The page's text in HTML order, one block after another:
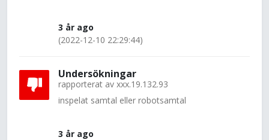
3 år ago
(2022-12-10 22:29:44)
Undersökningar
rapporterat av xxx.19.132.93
inspelat samtal eller robotsamtal
3 år ago